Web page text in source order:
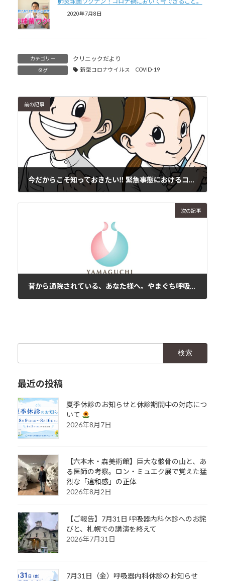
2020年7月8日
カテゴリー クリニックだより
タグ 新型コロナウイルス COVID-19
前の記事
今だからこそ知っておきたい‼ 緊急事態におけるコミュニケーション
次の記事
昔から通院されている、あなた様へ。やまぐち呼吸器内科・皮膚科クリニック
最近の投稿
夏季休診のお知らせと休診期間中の対応につ
いて
2026年8月7日
【六本木・森美術館】巨大な骸骨の山と、あ
る医師の考察。ロン・ミュエク展で覚えた猛
烈な「違和感」の正体
2026年8月2日
【ご報告】7月31日 呼吸器内科休診へのお詫
びと、札幌での講演を終えて
2026年7月31日
7月31日（金）呼吸器内科休診のお知らせ